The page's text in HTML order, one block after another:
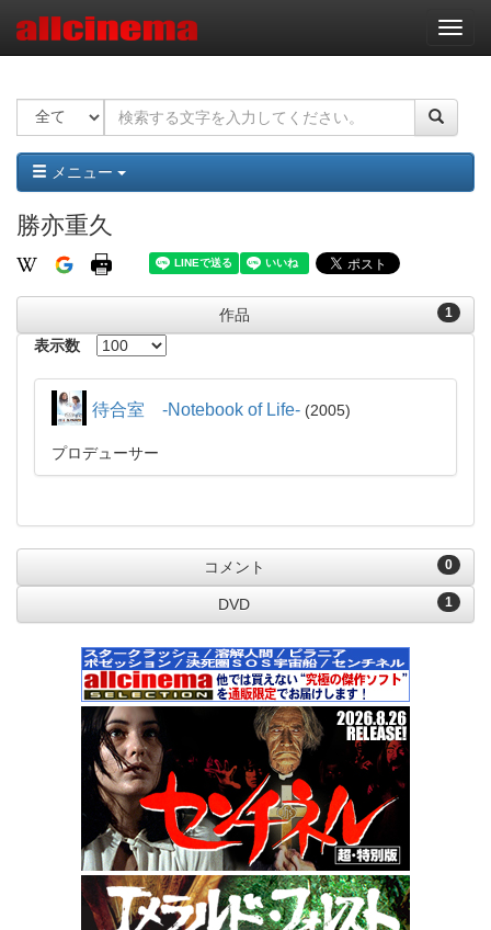
ナ
ビ
ー
ョ
ン
メニュー
勝亦重久
1
作品
表示数
待合室 -Notebook of Life- 2005
プロデューサー
0
コメント
1
DVD